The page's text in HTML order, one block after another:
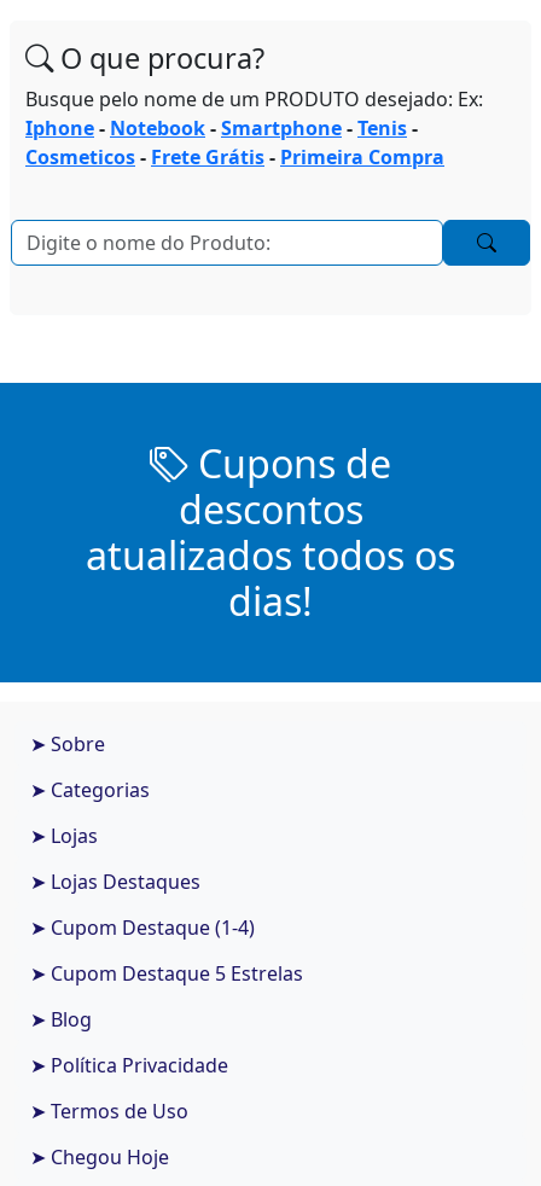
O que procura?
Busque pelo nome de um PRODUTO desejado: Ex:
Iphone- Notebook-Smartphone-Tenis-
Cosmeticos- Frete Grátis- Primeira Compra
Cupons de
descontos
atualizados todos os
dias!
➤ Sobre
➤ Categorias
➤ Lojas
➤ Lojas Destaques
➤ Cupom Destaque (1-4)
➤ Cupom Destaque 5 Estrelas
➤ Blog
➤ Política Privacidade
➤ Termos de Uso
➤ Chegou Hoje